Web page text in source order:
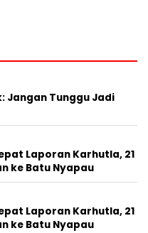
Jangan Tunggu Jadi
Laporan Karhutla, 21
ke Batu Nyapau
Laporan Karhutla, 21
ke Batu Nyapau